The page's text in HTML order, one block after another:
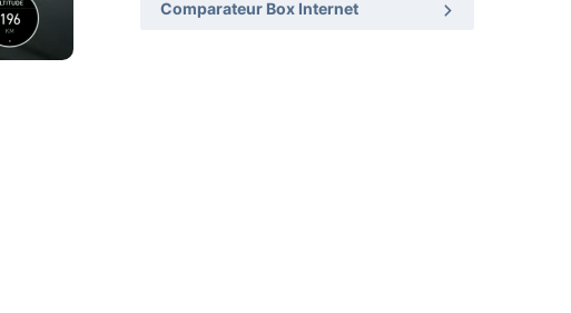
Comparateur Box Internet